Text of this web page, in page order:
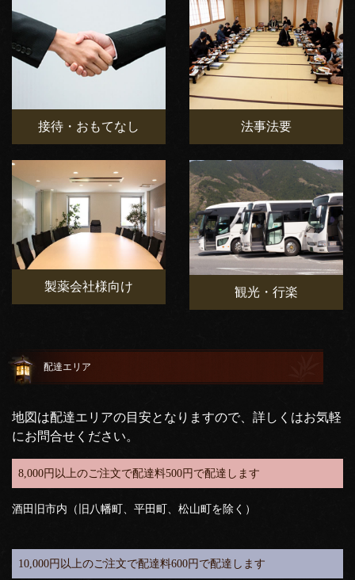
接待・おもてなし 法事法要
製薬会社様向け 観光・行楽
配達エリア
地図は配達エリアの目安となりますので、詳しくはお気軽
にお問合せください。
8,000円以上のご注文で配達料500円で配達します
酒田旧市内（旧八幡町、平田町、松山町を除く）
10,000円以上のご注文で配達料600円で配達します